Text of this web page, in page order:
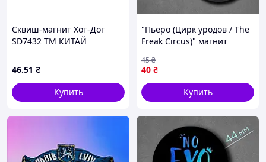
Сквиш-магнит Хот-Дог
SD7432 ТМ КИТАЙ
46.51 ₴
Купить
"Пьеро (Цирк уродов / The
Freak Circus)" магнит
40 ₴
45₴
Купить